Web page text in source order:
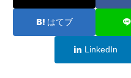
はてブ
LinkedIn